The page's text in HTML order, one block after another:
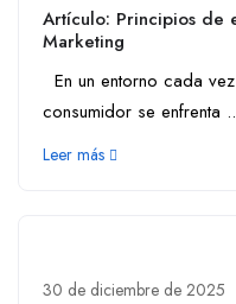
Artículo: Principios de
Marketing
En un entorno cada
consumidor se enfrenta
Leer más
30 de diciembre de 2025